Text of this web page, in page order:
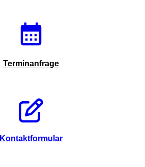
Terminanfrage
Kontaktformular